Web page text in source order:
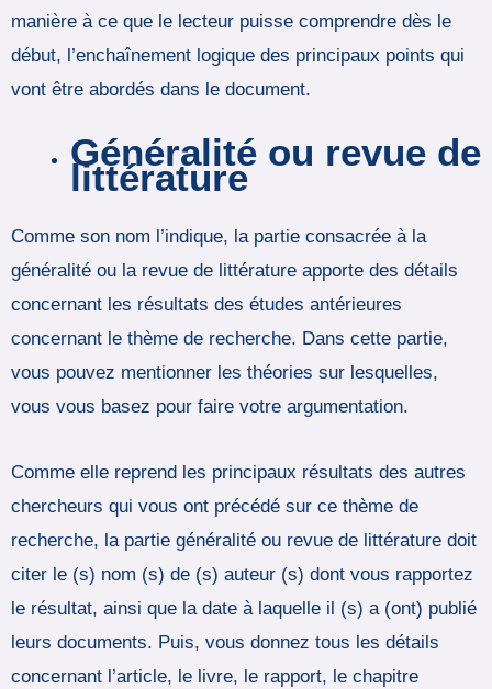
manière à ce que le lecteur puisse comprendre dès le
début, l’enchaînement logique des principaux points qui
vont être abordés dans le document.
Généralité ou revue de
littérature
Comme son nom l’indique, la partie consacrée à la
généralité ou la revue de littérature apporte des détails
concernant les résultats des études antérieures
concernant le thème de recherche. Dans cette partie,
vous pouvez mentionner les théories sur lesquelles,
vous vous basez pour faire votre argumentation.
Comme elle reprend les principaux résultats des autres
chercheurs qui vous ont précédé sur ce thème de
recherche, la partie généralité ou revue de littérature doit
citer le (s) nom (s) de (s) auteur (s) dont vous rapportez
le résultat, ainsi que la date à laquelle il (s) a (ont) publié
leurs documents. Puis, vous donnez tous les détails
concernant l’article, le livre, le rapport, le chapitre